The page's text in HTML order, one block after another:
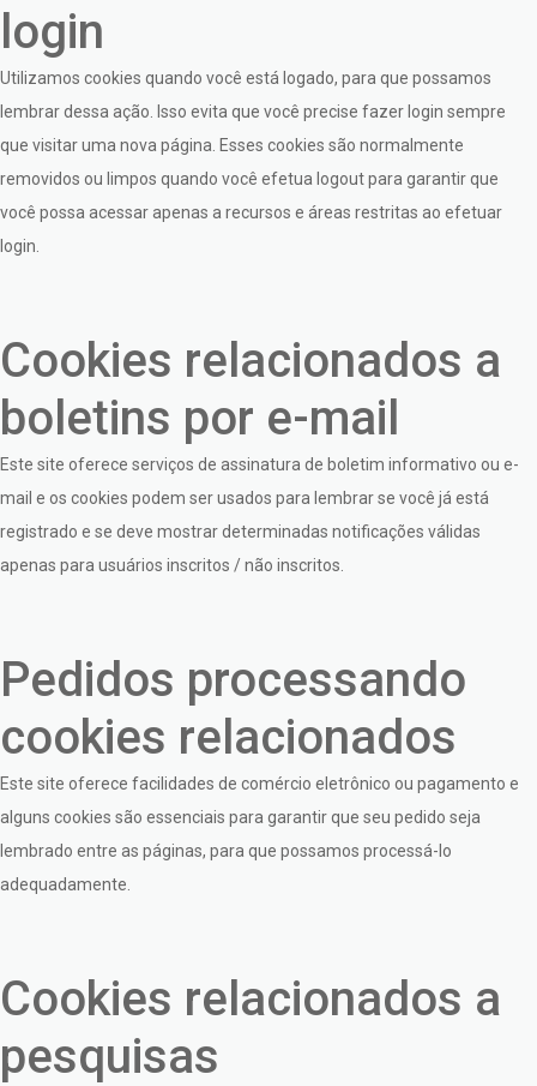
login
Utilizamos cookies quando você está logado, para que possamos
lembrar dessa ação. Isso evita que você precise fazer login sempre
que visitar uma nova página. Esses cookies são normalmente
removidos ou limpos quando você efetua logout para garantir que
você possa acessar apenas a recursos e áreas restritas ao efetuar
login.
Cookies relacionados a
boletins por e-mail
Este site oferece serviços de assinatura de boletim informativo ou e-
mail e os cookies podem ser usados para lembrar se você já está
registrado e se deve mostrar determinadas notificações válidas
apenas para usuários inscritos / não inscritos.
Pedidos processando
cookies relacionados
Este site oferece facilidades de comércio eletrônico ou pagamento e
alguns cookies são essenciais para garantir que seu pedido seja
lembrado entre as páginas, para que possamos processá-lo
adequadamente.
Cookies relacionados a
pesquisas